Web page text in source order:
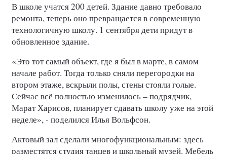
В школе учатся 200 детей. Здание давно требовало
ремонта, теперь оно превращается в современную
технологичную школу. 1 сентября дети придут в
обновленное здание.
«Это тот самый объект, где я был в марте, в самом
начале работ. Тогда только сняли перегородки на
втором этаже, вскрыли полы, стены стояли голые.
Сейчас всё полностью изменилось – подрядчик,
Марат Харисов, планирует сдавать школу уже на этой
неделе», - поделился Илья Вольфсон.
Актовый зал сделали многофункциональным: здесь
разместятся студия танцев и школьный музей. Мебель